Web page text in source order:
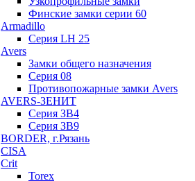
Финские замки серии 60
Armadillo
Серия LH 25
Avers
Замки общего назначения
Серия 08
Противопожарные замки Avers
AVERS-ЗЕНИТ
Серия ЗВ4
Серия ЗВ9
BORDER, г.Рязань
CISA
Crit
Torex